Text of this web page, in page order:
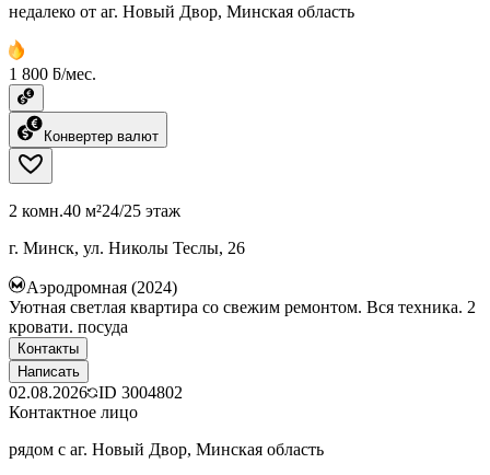
недалеко от аг. Новый Двор, Минская область
1 800 ƃ/мес.
Конвертер валют
2 комн.40 м²24/25 этаж
г. Минск, ул. Николы Теслы, 26
Аэродромная (2024)
Уютная светлая квартира со свежим ремонтом. Вся техника. 2
кровати. посуда
Контакты
Написать
02.08.2026 ID 3004802
Контактное лицо
рядом с аг. Новый Двор, Минская область